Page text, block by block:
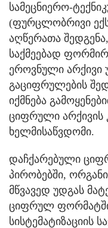
სამეცნიერო-
(ფურცლობრივი
აღწერათა
საქმეებად
ეროვნული არქივი
გაციფრულების
იქმნება
ციფრული არქივის
ხელმისაწვდომი.
დაჩქარებული
პირობებში,
მწვავედ უდგას
ციფრულ
სისტემატიზაციის